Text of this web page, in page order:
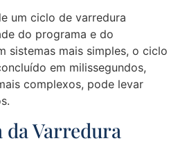
um ciclo de varredura
do programa e do
sistemas mais simples, o ciclo
em milissegundos,
complexos, pode levar
Varredura